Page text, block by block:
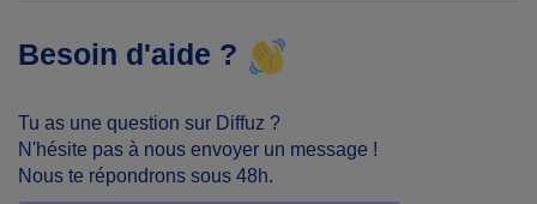
Besoin d'aide ?
Tu as une question sur Diffuz ?
N'hésite pas à nous envoyer un message !
Nous te répondrons sous 48h.